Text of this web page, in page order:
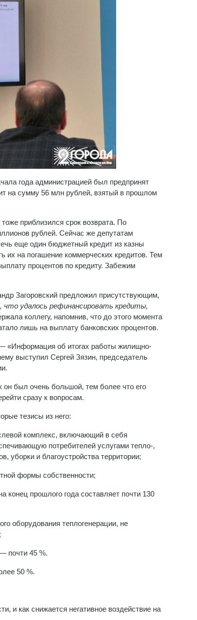
года администрацией был предпринят
на сумму 56 млн рублей, взятый в прошлом
приблизился срок возврата. По
рублей. Сейчас же депутатам
еще один бюджетный кредит из казны
их на погашение коммерческих кредитов. Тем
процентов по кредиту. Забежим
Загоровский предложил присутствующим,
что удалось рефинансировать кредиты,
коллегу, напомнив, что до этого момента
лишь на выплату банковских процентов.
«Информация об итогах работы жилищно-
выступил Сергей Зязин, председатель
он был очень большой, тем более что его
сразу к вопросам.
тезисы из него:
комплекс, включающий в себя
потребителей услугами тепло-,
уборки и благоустройства территории;
формы собственности;
конец прошлого года составляет почти 130
оборудования теплогенерации, не
почти 45 %.
50 %.
и как снижается негативное воздействие на